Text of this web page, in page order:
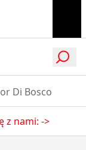
Di Bosco
z nami: ->